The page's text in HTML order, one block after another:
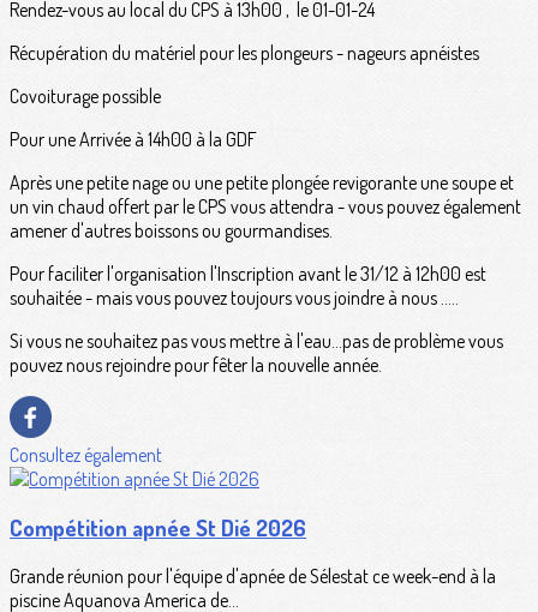
Rendez-vous au local du CPS à 13h00 , le 01-01-24
Récupération du matériel pour les plongeurs - nageurs apnéistes
Covoiturage possible
Pour une Arrivée à 14h00 à la GDF
Après une petite nage ou une petite plongée revigorante une soupe et
un vin chaud offert par le CPS vous attendra - vous pouvez également
amener d'autres boissons ou gourmandises.
Pour faciliter l'organisation l'Inscription avant le 31/12 à 12h00 est
souhaitée - mais vous pouvez toujours vous joindre à nous .....
Si vous ne souhaitez pas vous mettre à l'eau...pas de problème vous
pouvez nous rejoindre pour fêter la nouvelle année.
Consultez également
Compétition apnée St Dié 2026
Grande réunion pour l'équipe d'apnée de Sélestat ce week-end à la
piscine Aquanova America de...